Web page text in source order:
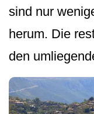
sind nur
herum. Die
den